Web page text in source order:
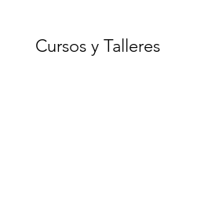
Cursos y Talleres